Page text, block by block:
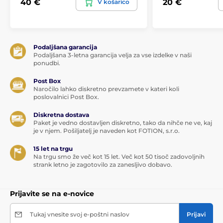
40 € V košarico 20 €
Podaljšana garancija
Podaljšana 3-letna garancija velja za vse izdelke v naši
ponudbi.
Post Box
Naročilo lahko diskretno prevzamete v kateri koli
poslovalnici Post Box.
Diskretna dostava
Paket je vedno dostavljen diskretno, tako da nihče ne ve, kaj
je v njem. Pošiljatelj je naveden kot FOTION, s.r.o.
15 let na trgu
Na trgu smo že več kot 15 let. Več kot 50 tisoč zadovoljnih
strank letno je zagotovilo za zanesljivo dobavo.
Prijavite se na e-novice
Tukaj vnesite svoj e-poštni naslov Prijavi